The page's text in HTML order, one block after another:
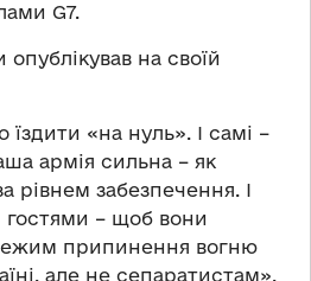
G7.
на своїй
«на нуль». І самі –
армія сильна – як
рівнем забезпечення. І
– щоб вони
припинення вогню
але не сепаратистам»,